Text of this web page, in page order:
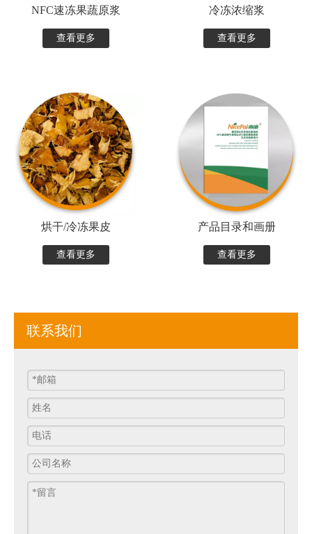
NFC速冻果蔬原浆
查看更多
冷冻浓缩浆
查看更多
烘干/冷冻果皮
查看更多
产品目录和画册
查看更多
联系我们